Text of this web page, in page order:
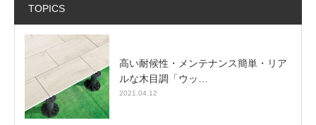
TOPICS
高い耐候性・メンテナンス簡単・リア
ルな木目調「ウッ…
2021.04.12